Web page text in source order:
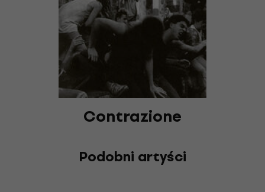
Contrazione
Podobni artyści